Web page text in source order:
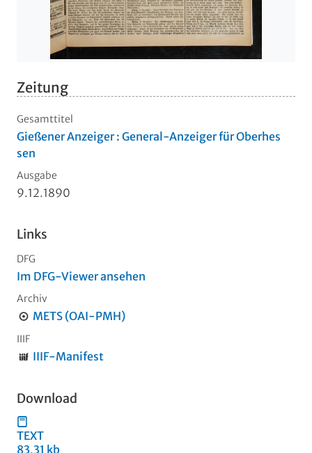
Zeitung
Gesamttitel
Gießener Anzeiger : General-Anzeiger für Oberhes
sen
Ausgabe
9.12.1890
Links
DFG
Im DFG-Viewer ansehen
Archiv
METS (OAI-PMH)
IIIF
IIIF-Manifest
Download
TEXT
83,31 kb